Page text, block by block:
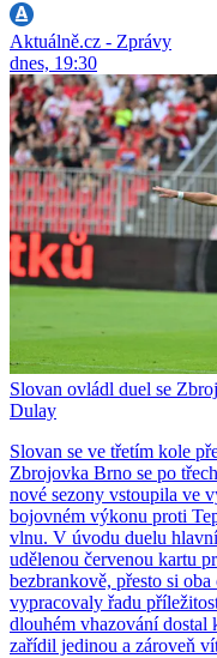
Aktuálně.cz - Zprávy
dnes, 19:30
Slovan ovládl duel se
Dulay
Slovan se ve třetím kole
Zbrojovka Brno se po
nové sezony vstoupila ve
bojovném výkonu proti
vlnu. V úvodu duelu
udělenou červenou kartu
bezbrankově, přesto si
vypracovaly řadu
dlouhém vhazování
zařídil jedinou a zároveň